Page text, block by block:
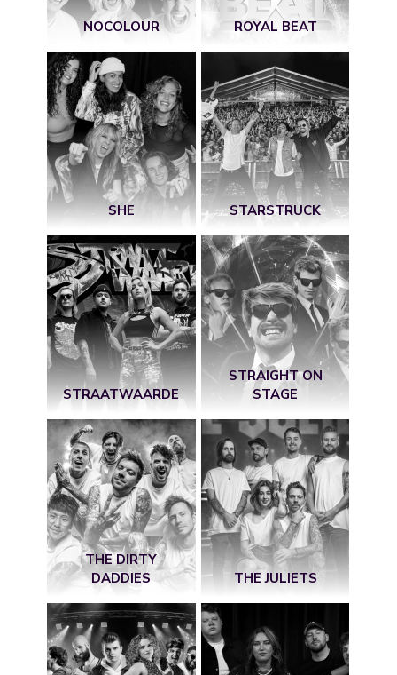
NOCOLOUR ROYAL BEAT
SHE STARSTRUCK
STRAATWAARDE
STRAIGHT ON
STAGE
THE DIRTY
DADDIES
THE JULIETS